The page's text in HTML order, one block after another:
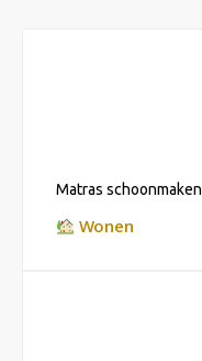
Matras schoonmaken
Wonen